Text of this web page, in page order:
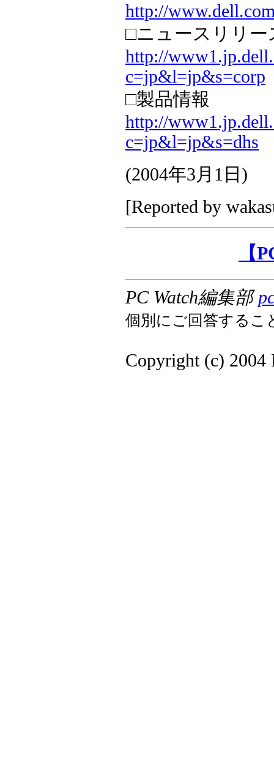
http://
□ニュースリリー
http://
c=jp&l=jp&s=corp
□製品情報
http://
c=jp&l=jp&s=dhs
(2004年3月1日 )
[Reported by
【
PC Watch編集部
個別にご回答するこ
Copyright (c) 2004